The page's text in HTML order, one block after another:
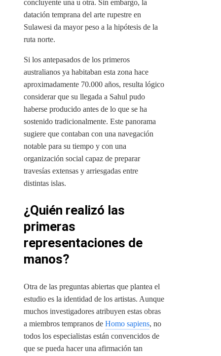
concluyente una u otra. Sin embargo, la
datación temprana del arte rupestre en
Sulawesi da mayor peso a la hipótesis de la
ruta norte.
Si los antepasados de los primeros
australianos ya habitaban esta zona hace
aproximadamente 70.000 años, resulta lógico
considerar que su llegada a Sahul pudo
haberse producido antes de lo que se ha
sostenido tradicionalmente. Este panorama
sugiere que contaban con una navegación
notable para su tiempo y con una
organización social capaz de preparar
travesías extensas y arriesgadas entre
distintas islas.
¿Quién realizó las
primeras
representaciones de
manos?
Otra de las preguntas abiertas que plantea el
estudio es la identidad de los artistas. Aunque
muchos investigadores atribuyen estas obras
a miembros tempranos de Homo sapiens, no
todos los especialistas están convencidos de
que se pueda hacer una afirmación tan